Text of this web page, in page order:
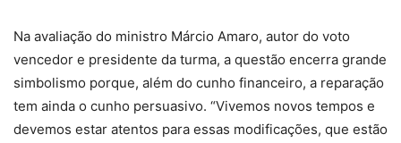
Na avaliação do ministro Márcio Amaro, autor do voto
vencedor e presidente da turma, a questão encerra grande
simbolismo porque, além do cunho financeiro, a reparação
tem ainda o cunho persuasivo. “Vivemos novos tempos e
devemos estar atentos para essas modificações, que estão